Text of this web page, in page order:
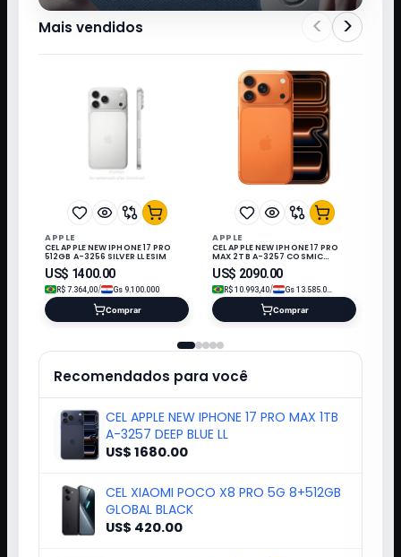
Mais vendidos < >
APPLE
CEL APPLE NEW IPHONE 17 PRO
512GB A-3256 SILVER LL ESIM
US$ 1400.00
R$ 7.364,00/ Gs 9.100.000
Comprar
APPLE
CEL APPLE NEW IPHONE 17 PRO
MAX 2TB A-3257 COSMIC
ORANGE LL/A ESIM
US$ 2090.00
R$ 10.993,40/ Gs 13.585.000
Comprar
Recomendados para você
CEL APPLE NEW IPHONE 17 PRO MAX 1TB
A-3257 DEEP BLUE LL
US$ 1680.00
CEL XIAOMI POCO X8 PRO 5G 8+512GB
GLOBAL BLACK
US$ 420.00